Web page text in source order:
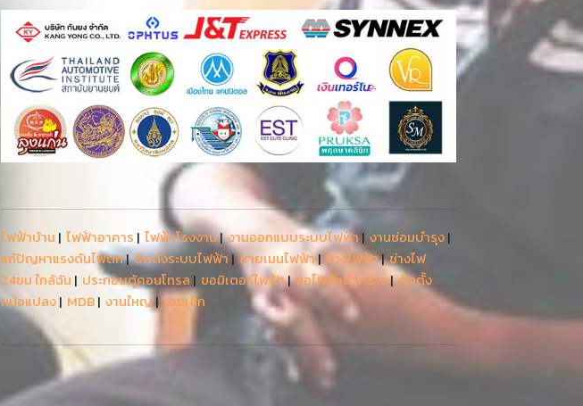
ไฟฟ้าบ้าน | ไฟฟ้าอาคาร | ไฟฟ้าโรงงาน|งานออกแบบระบบไฟฟ้า| งานซ่อมบำรุง|
แก้ปัญหาแรงดันไฟตก|ติดตั้งระบบไฟฟ้า|สายเมนไฟฟ้า| ช่างไฟฟ้า|ช่างไฟ
24ชม ใกล้ฉัน | ประกอบตู้คอนโทรล | ขอมิเตอร์ไฟฟ้า|ขอไฟฟ้าชั่วคราว|ติดตั้ง
หม้อแปลง| MDB| งานใหญ่| งานเล็ก